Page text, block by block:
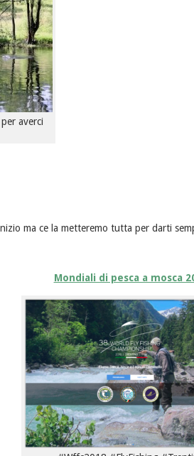
averci
ma ce la metteremo tutta per darti
Mondiali di pesca a mosca